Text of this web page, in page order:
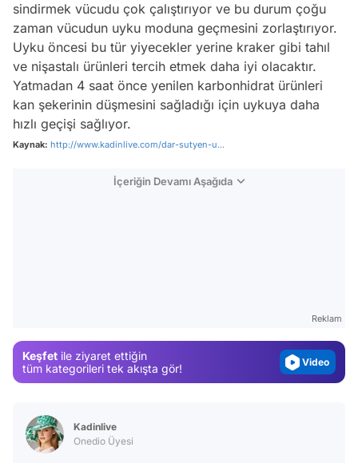
sindirmek vücudu çok çalıştırıyor ve bu durum çoğu
zaman vücudun uyku moduna geçmesini zorlaştırıyor.
Uyku öncesi bu tür yiyecekler yerine kraker gibi tahıl
ve nişastalı ürünleri tercih etmek daha iyi olacaktır.
Yatmadan 4 saat önce yenilen karbonhidrat ürünleri
kan şekerinin düşmesini sağladığı için uykuya daha
hızlı geçişi sağlıyor.
Kaynak: http://www.kadinlive.com/dar-sutyen-u...
İçeriğin Devamı Aşağıda
Reklam
Keşfet ile ziyaret ettiğin
tüm kategorileri tek akışta gör!
Video
Kadinlive
Onedio Üyesi